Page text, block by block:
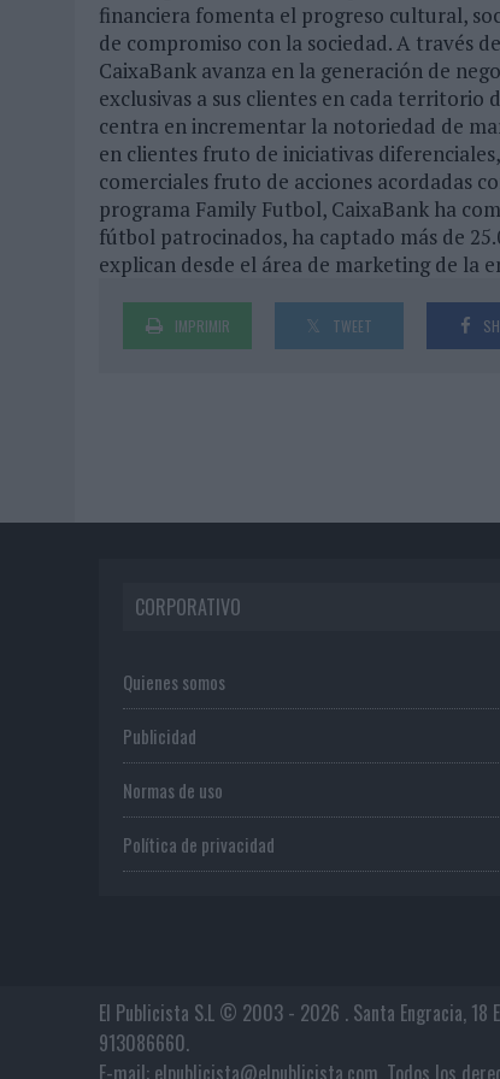
financiera fomenta el progreso cultural,
de compromiso con la sociedad. A través
CaixaBank avanza en la generación de
exclusivas a sus clientes en cada territorio
centra en incrementar la notoriedad de
en clientes fruto de iniciativas
comerciales fruto de acciones acordadas
programa Family Futbol, CaixaBank ha
fútbol patrocinados, ha captado más de
explican desde el área de marketing de la
IMPRIMIR TWEET
CORPORATIVO
Quienes somos
Publicidad
Normas de uso
Política de privacidad
El Publicista S.L © 2003 - 2026 . Santa Engracia, 18
913086660.
E-mail: elpublicista@elpublicista.com. Todos los